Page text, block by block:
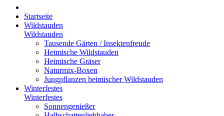
Startseite
Wildstauden
Wildstauden
Tausende Gärten / Insektenfreude
Heimische Wildstauden
Heimische Gräser
Naturmix-Boxen
Jungpflanzen heimischer Wildstauden
Winterfestes
Winterfestes
Sonnengenießer